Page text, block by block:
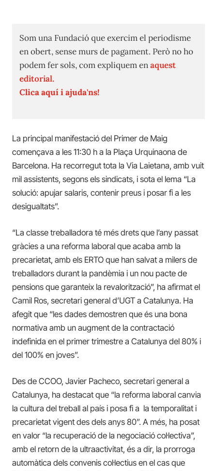
Som una Fundació que exercim el periodisme
en obert, sense murs de pagament. Però no ho
podem fer sols, com expliquem enaquest
editorial.
Clica aquí i ajuda'ns!
La principal manifestació del Primer de Maig
començava a les 11:30 h a la Plaça Urquinaona de
Barcelona. Ha recorregut tota la Via Laietana, amb vuit
mil assistents, segons els sindicats, i sota el lema “La
solució: apujar salaris, contenir preus i posar fi a les
desigualtats”.
“La classe treballadora té més drets que l’any passat
gràcies a una reforma laboral que acaba amb la
precarietat, amb els ERTO que han salvat a milers de
treballadors durant la pandèmia i un nou pacte de
pensions que garanteix la revalorització”, ha afirmat el
Camil Ros, secretari general d’UGT a Catalunya. Ha
afegit que “les dades demostren que és una bona
normativa amb un augment de la contractació
indefinida en el primer trimestre a Catalunya del 80% i
del 100% en joves”.
Des de CCOO, Javier Pacheco, secretari general a
Catalunya, ha destacat que “la reforma laboral canvia
la cultura del treball al país i posa fi a la temporalitat i
precarietat vigent des dels anys 80”. A més, ha posat
en valor “la recuperació de la negociació col·lectiva”,
amb el retorn de la ultraactivitat, és a dir, la prorroga
automàtica dels convenis col·lectius en el cas que